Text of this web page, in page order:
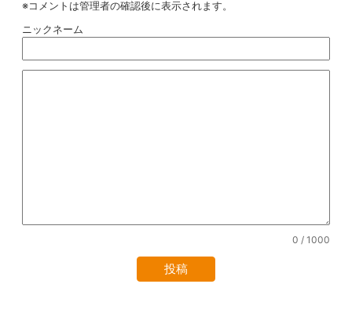
※コメントは管理者の確認後に表示されます。
ニックネーム
0 / 1000